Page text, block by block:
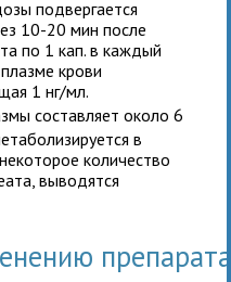
подвергается
10-20 мин после
по 1 кап. в каждый
крови
1 нг/мл.
составляет около 6
в
количество
выводятся